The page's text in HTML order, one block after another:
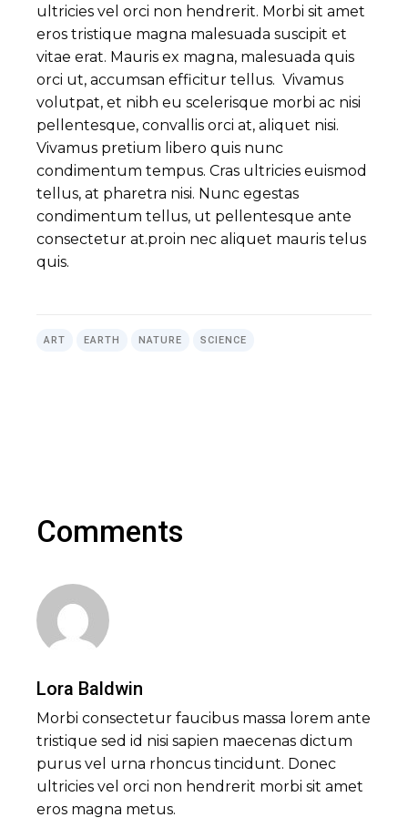
ultricies vel orci non hendrerit. Morbi sit amet
eros tristique magna malesuada suscipit et
vitae erat. Mauris ex magna, malesuada quis
orci ut, accumsan efficitur tellus. Vivamus
volutpat, et nibh eu scelerisque morbi ac nisi
pellentesque, convallis orci at, aliquet nisi.
Vivamus pretium libero quis nunc
condimentum tempus. Cras ultricies euismod
tellus, at pharetra nisi. Nunc egestas
condimentum tellus, ut pellentesque ante
consectetur at.proin nec aliquet mauris telus
quis.
ART EARTH NATURE SCIENCE
Comments
Lora Baldwin
Morbi consectetur faucibus massa lorem ante
tristique sed id nisi sapien maecenas dictum
purus vel urna rhoncus tincidunt. Donec
ultricies vel orci non hendrerit morbi sit amet
eros magna metus.